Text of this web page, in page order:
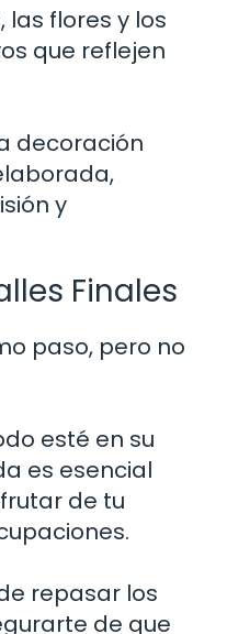
las flores y los
que reflejen
decoración
y
Finales
paso, pero no
esté en su
es esencial
de tu
repasar los
de que